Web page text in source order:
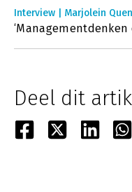
Interview | Marjolein
Deel dit